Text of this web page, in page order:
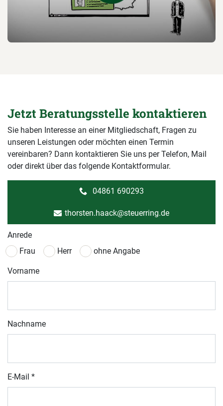
Jetzt Beratungsstelle kontaktieren
Sie haben Interesse an einer Mitgliedschaft, Fragen zu
unseren Leistungen oder möchten einen Termin
vereinbaren? Dann kontaktieren Sie uns per Telefon, Mail
oder direkt über das folgende Kontaktformular.
04861 690293
thorsten.haack@steuerring.de
Anrede
Frau
Herr ohne Angabe
Vorname
Nachname
E-Mail *